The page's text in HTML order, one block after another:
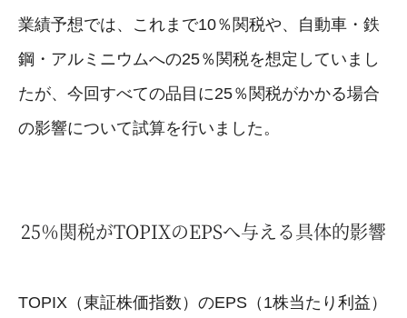
業績予想では、これまで10％関税や、自動車・鉄
鋼・アルミニウムへの25％関税を想定していまし
たが、今回すべての品目に25％関税がかかる場合
の影響について試算を行いました。
25％関税がTOPIXのEPSへ与える具体的影響
TOPIX（東証株価指数）のEPS（1株当たり利益）